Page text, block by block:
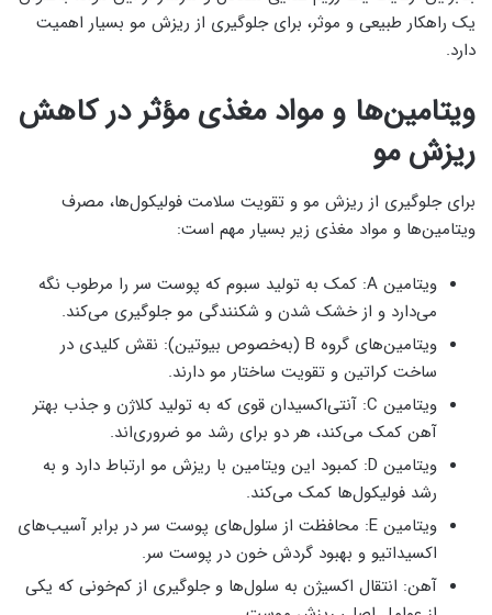
یک راهکار طبیعی و موثر، برای جلوگیری از ریزش مو بسیار اهمیت
دارد.
ویتامین‌ها و مواد مغذی مؤثر در کاهش
ریزش مو
برای جلوگیری از ریزش مو و تقویت سلامت فولیکول‌ها، مصرف
ویتامین‌ها و مواد مغذی زیر بسیار مهم است:
ویتامین A: کمک به تولید سبوم که پوست سر را مرطوب نگه
می‌دارد و از خشک شدن و شکنندگی مو جلوگیری می‌کند.
ویتامین‌های گروه B (به‌خصوص بیوتین): نقش کلیدی در
ساخت کراتین و تقویت ساختار مو دارند.
ویتامین C: آنتی‌اکسیدان قوی که به تولید کلاژن و جذب بهتر
آهن کمک می‌کند، هر دو برای رشد مو ضروری‌اند.
ویتامین D: کمبود این ویتامین با ریزش مو ارتباط دارد و به
رشد فولیکول‌ها کمک می‌کند.
ویتامین E: محافظت از سلول‌های پوست سر در برابر آسیب‌های
اکسیداتیو و بهبود گردش خون در پوست سر.
آهن: انتقال اکسیژن به سلول‌ها و جلوگیری از کم‌خونی که یکی